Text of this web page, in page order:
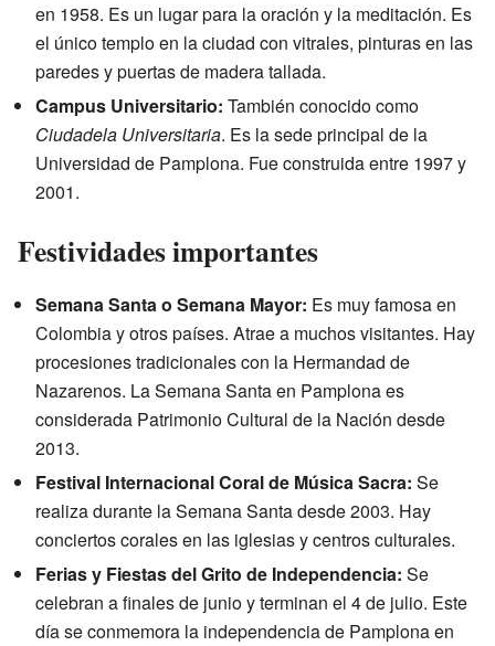
en 1958. Es un lugar para la oración y la meditación. Es
el único templo en la ciudad con vitrales, pinturas en las
paredes y puertas de madera tallada.
Campus Universitario: También conocido como
Ciudadela Universitaria. Es la sede principal de la
Universidad de Pamplona. Fue construida entre 1997 y
2001.
Festividades importantes
Semana Santa o Semana Mayor: Es muy famosa en
Colombia y otros países. Atrae a muchos visitantes. Hay
procesiones tradicionales con la Hermandad de
Nazarenos. La Semana Santa en Pamplona es
considerada Patrimonio Cultural de la Nación desde
2013.
Festival Internacional Coral de Música Sacra: Se
realiza durante la Semana Santa desde 2003. Hay
conciertos corales en las iglesias y centros culturales.
Ferias y Fiestas del Grito de Independencia: Se
celebran a finales de junio y terminan el 4 de julio. Este
día se conmemora la independencia de Pamplona en